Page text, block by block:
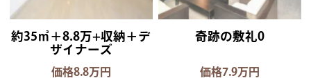
約35㎡＋8.8万+収納＋デ
ザイナーズ
価格8.8万円
奇跡の敷礼0
価格7.9万円